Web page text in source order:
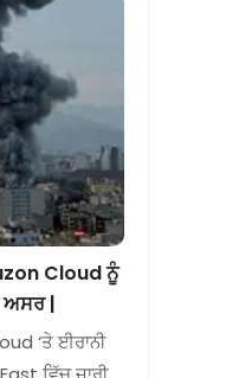
Cloud ਨੂੰ
ਅਸਰ |
‘ਤੇ ਈਰਾਨੀ